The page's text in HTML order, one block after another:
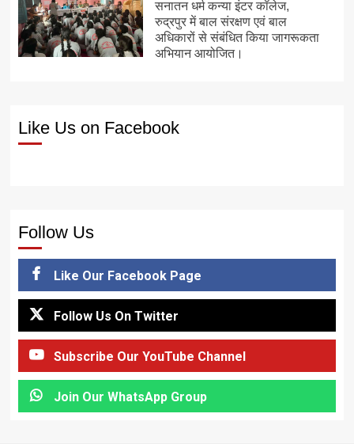
सनातन धर्म कन्या इंटर कॉलेज,
रुद्रपुर में बाल संरक्षण एवं बाल
अधिकारों से संबंधित किया जागरूकता
अभियान आयोजित।
Like Us on Facebook
Follow Us
Like Our Facebook Page
Follow Us On Twitter
Subscribe Our YouTube Channel
Join Our WhatsApp Group